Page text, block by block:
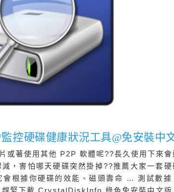
控硬碟健康狀況工具@免安裝中
或著使用其他 P2P 軟體呢??長久使用下來會
，害怕哪天硬碟突然掛掉??推薦大家一套硬
根據你硬碟的效能、磁頭壽命 … 測試數據
趕緊下載 CrystalDiskInfo 綠色免安裝中文版